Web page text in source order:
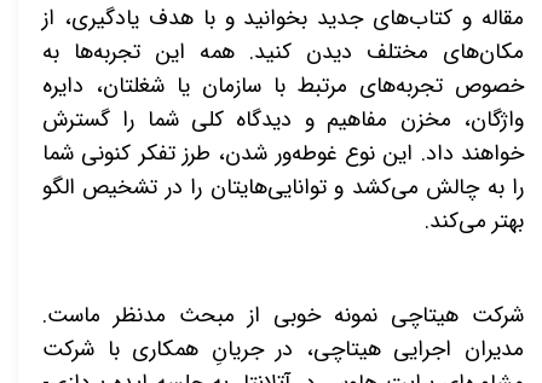
مقاله و کتاب‌های جدید بخوانید و با هدف یادگیری، از
مکان‌های مختلف دیدن کنید. همه این تجربه‌ها به
خصوص تجربه‌های مرتبط با سازمان یا شغلتان، دایره
واژگان، مخزن مفاهیم و دیدگاه کلی شما را گسترش
خواهند داد. این نوع غوطه‌ور شدن، طرز تفکر کنونی شما
را به چالش می‌کشد و توانایی‌هایتان را در تشخیص الگو
بهتر می‌کند.
شرکت هیتاچی نمونه خوبی از مبحث مدنظر ماست.
مدیران اجرایی هیتاچی، در جریانِ همکاری با شرکت